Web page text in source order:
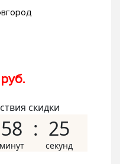
скидки
58 24